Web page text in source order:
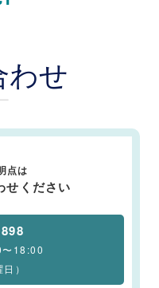
わせ
点は
せください
18:00
）